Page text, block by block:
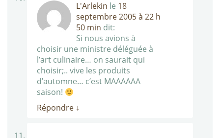
L'Arlekin le 18
septembre 2005 à 22 h
50 min dit:
Si nous avions à
choisir une ministre déléguée à
l’art culinaire… on saurait qui
choisir;.. vive les produits
d’automne… c’est MAAAAAA
saison!
Répondre ↓